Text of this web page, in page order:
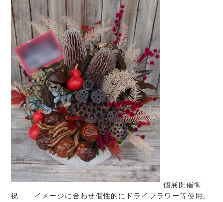
個展開催御
祝 イメージに合わせ個性的にドライフラワー等使用。